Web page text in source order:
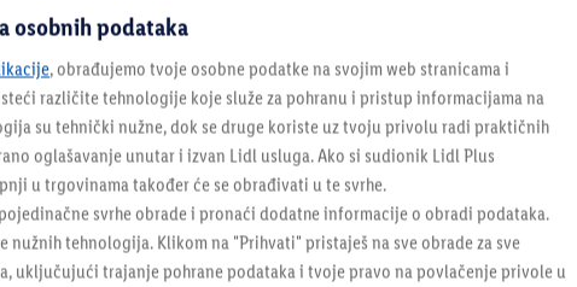
9 / 9
osobnih podataka
, obrađujemo tvoje osobne podatke na svojim web stranicama i
različite tehnologije koje služe za pohranu i pristup informacijama na
su tehnički nužne, dok se druge koriste uz tvoju privolu radi praktičnih
oglašavanje unutar i izvan Lidl usluga. Ako si sudionik Lidl Plus
u trgovinama također će se obrađivati u te svrhe.
svrhe obrade i pronaći dodatne informacije o obradi podataka.
tehnologija. Klikom na "Prihvati" pristaješ na sve obrade za sve
uključujući trajanje pohrane podataka i tvoje pravo na povlačenje privole u